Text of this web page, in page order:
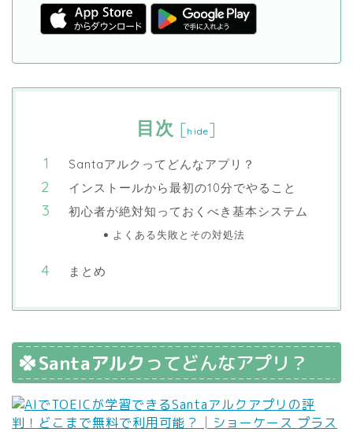
目次 [hide]
Santaアルクってどんなアプリ？
インストールから最初の10分でやること
初心者が絶対知っておくべき基本システム
よくある失敗とその対処法
まとめ
Santaアルク ってどんなアプリ？